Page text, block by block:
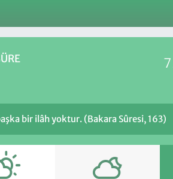
bir ilâh yoktur. (Bakara Sûresi, 163)